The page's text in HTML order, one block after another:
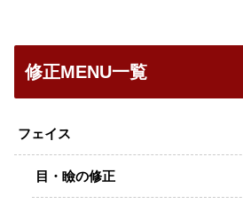
修正MENU一覧
フェイス
目・瞼の修正